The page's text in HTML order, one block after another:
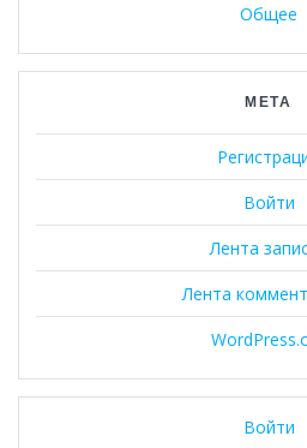
Общее
МЕТА
Войти
Лента
Лента
Войти